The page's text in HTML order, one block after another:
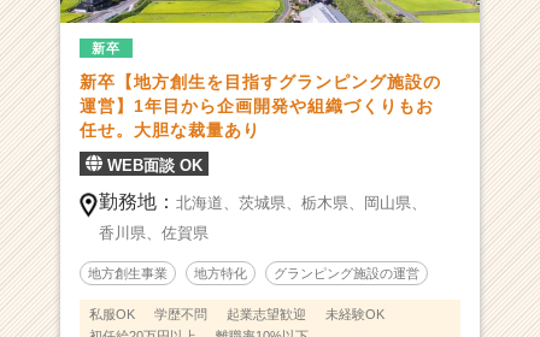
企
ら
ス
カ
ウ
ト
が
届
く
活
新卒
新卒【地方創生を目指すグランピング施設の
運営】1年目から企画開発や組織づくりもお
任せ。大胆な裁量あり
WEB面談 OK
勤務地： 北海道、 茨城県、 栃木県、 岡山県、
香川県、 佐賀県
地方創生事業 地方特化 グランピング施設の運営
私服OK 学歴不問 起業志望歓迎
未経験OK